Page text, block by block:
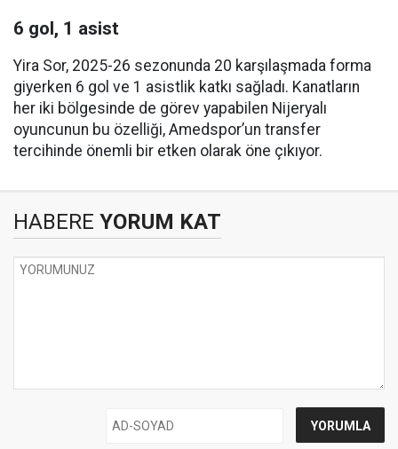
6 gol, 1 asist
Yira Sor, 2025-26 sezonunda 20 karşılaşmada forma
giyerken 6 gol ve 1 asistlik katkı sağladı. Kanatların
her iki bölgesinde de görev yapabilen Nijeryalı
oyuncunun bu özelliği, Amedspor’un transfer
tercihinde önemli bir etken olarak öne çıkıyor.
HABERE YORUM KAT